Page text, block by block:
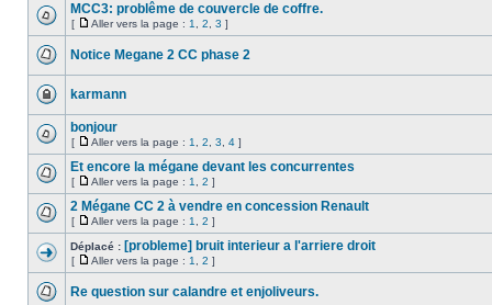
MCC3: problême de couvercle de coffre.
[ Aller vers la page : 1 2 3 ]
Notice Megane 2 CC phase 2
karmann
bonjour
[ Aller vers la page : 1 2 3 4 ]
Et encore la mégane devant les concurrentes
[ Aller vers la page : 1 2 ]
2 Mégane CC 2 à vendre en concession Renault
[ Aller vers la page : 1 2 ]
Déplacé : [probleme] bruit interieur a l'arriere droit
[ Aller vers la page : 1 2 ]
Re question sur calandre et enjoliveurs.